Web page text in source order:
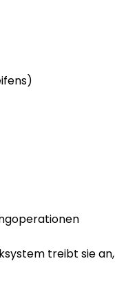
treibt sie an,